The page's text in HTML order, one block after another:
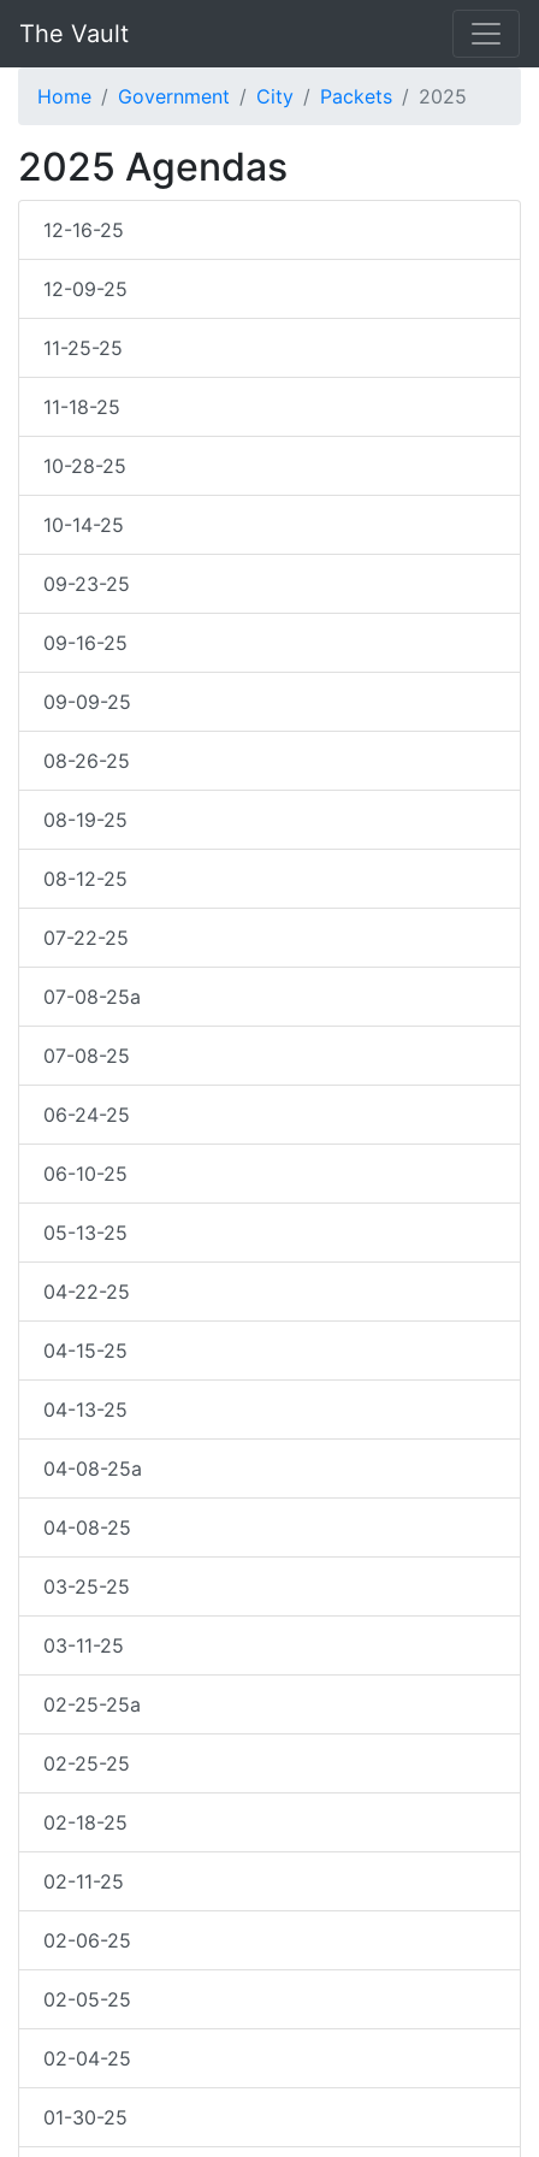
The Vault
Home Government City Packets 2025
2025 Agendas
12-16-25
12-09-25
11-25-25
11-18-25
10-28-25
10-14-25
09-23-25
09-16-25
09-09-25
08-26-25
08-19-25
08-12-25
07-22-25
07-08-25a
07-08-25
06-24-25
06-10-25
05-13-25
04-22-25
04-15-25
04-13-25
04-08-25a
04-08-25
03-25-25
03-11-25
02-25-25a
02-25-25
02-18-25
02-11-25
02-06-25
02-05-25
02-04-25
01-30-25